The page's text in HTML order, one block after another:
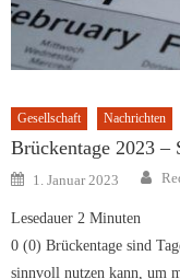
Gesellschaft Nachrichten
Brückentage 2023 –
Posted
on
1. Januar 2023
Lesedauer 2 Minuten
0 (0) Brückentage sind
sinnvoll nutzen kann, um